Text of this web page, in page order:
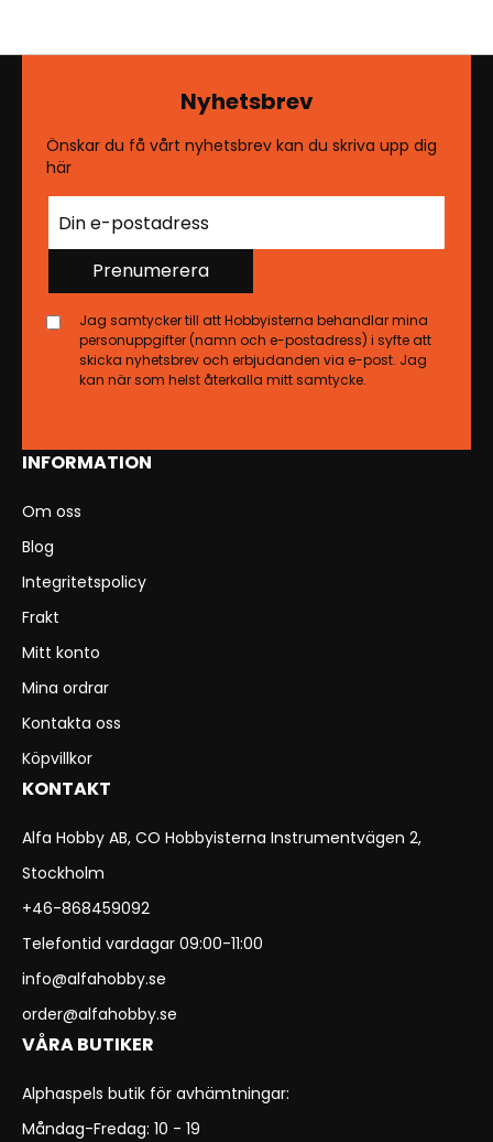
INFORMATION
Om oss
Blog
Integritetspolicy
Frakt
Mitt konto
Mina ordrar
Kontakta oss
Köpvillkor
KONTAKT
Alfa Hobby AB, CO Hobbyisterna Instrumentvägen 2,
Stockholm
+46-868459092
Telefontid vardagar 09:00-11:00
info@alfahobby.se
order@alfahobby.se
VÅRA BUTIKER
Alphaspels butik för avhämtningar:
Måndag-Fredag: 10 - 19
Nyhetsbrev
Önskar du få vårt nyhetsbrev kan du skriva upp dig
här
Prenumerera
Jag samtycker till att Hobbyisterna behandlar mina
personuppgifter (namn och e-postadress) i syfte att
skicka nyhetsbrev och erbjudanden via e-post. Jag
kan när som helst återkalla mitt samtycke.